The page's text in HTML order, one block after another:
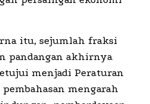
itu, sejumlah fraksi
pandangan akhirnya
menjadi Peraturan
pembahasan mengarah